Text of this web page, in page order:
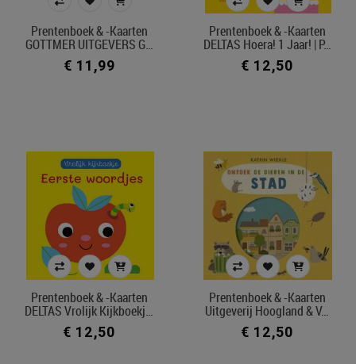
Prentenboek & -kaarten
GOTTMER UITGEVERS G…
€ 11,99
Prentenboek & -kaarten
DELTAS Hoera! 1 Jaar! | P…
€ 12,50
Prentenboek & -kaarten
DELTAS Vrolijk Kijkboekj…
€ 12,50
Prentenboek & -kaarten
Uitgeverij Hoogland & V…
€ 12,50